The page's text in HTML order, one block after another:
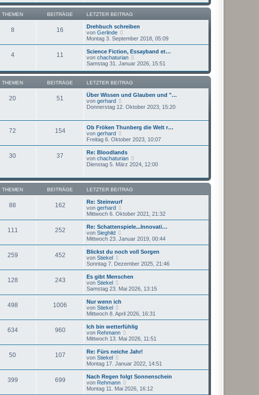
g
i
r
g
e
r
B
e
i
t
r
g
THEMEN BEITRÄGE LETZTER BEITRAG
8 16
Drehbuch schreiben
von Gerlinde
e
u
e
s
t
r
B
e
t
r
a
Montag 3. September 2018, 05:09
4 11
Science Fiction, Essayband et…
von chachaturian
e
e
e
r
B
e
t
r
g
Samstag 31. Januar 2026, 15:51
THEMEN BEITRÄGE LETZTER BEITRAG
20 51
Über Wissen und Glauben und "…
von gerhard
e
t
e
r
e
i
t
a
g
Donnerstag 12. Oktober 2023, 15:20
72 154
Ob Fröken Thunberg die Welt r…
von gerhard
e
u
e
s
t
B
e
g
Freitag 6. Oktober 2023, 10:07
30 37
Re: Bloodlands
von chachaturian
e
s
e
r
a
g
Dienstag 5. März 2024, 12:00
THEMEN BEITRÄGE LETZTER BEITRAG
88 162
Re: Steinwurf
von gerhard
e
u
e
s
t
r
B
i
r
g
Mittwoch 6. Oktober 2021, 21:32
111 252
Re: Schattenspiele...Innovati…
von Sieghild
e
u
e
t
r
B
e
i
g
Mittwoch 23. Januar 2019, 00:44
259 452
Blickst du noch voll Sorgen
von Stiekel
e
u
e
t
B
i
r
a
g
Sonntag 7. Dezember 2025, 21:46
128 243
Es gibt Menschen
von Stiekel
e
u
e
t
B
e
i
r
g
Samstag 23. Mai 2026, 13:15
498 1006
Nur wenn ich
von Stiekel
e
u
e
s
t
r
B
i
r
a
g
Mittwoch 8. April 2026, 16:31
634 960
Ich bin wetterfühlig
von Rehmann
e
u
e
t
B
e
i
Mittwoch 13. Mai 2026, 11:51
50 107
Re: Fürs neiche Jahr!
von Stiekel
e
u
e
s
t
Montag 17. Januar 2022, 14:51
399 699
Nach Regen folgt Sonnenschein
von Rehmann
e
Montag 11. Mai 2026, 16:12